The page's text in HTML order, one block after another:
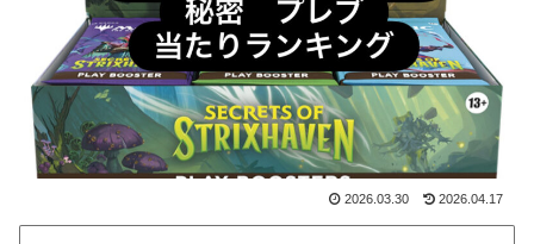
2026.03.30 2026.04.17